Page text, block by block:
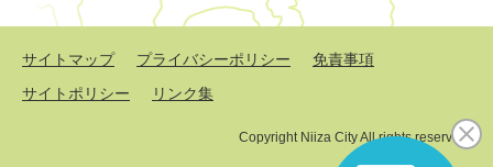
サイトマップ プライバシーポリシー
免責事項
サイトポリシー
リンク集
Copyright Niiza City All rights reserved.